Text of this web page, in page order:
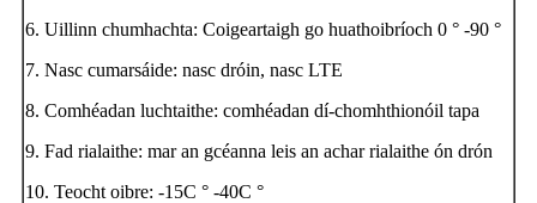
6. Uillinn chumhachta: Coigeartaigh go huathoibríoch 0 ° -90 °
7. Nasc cumarsáide: nasc dróin, nasc LTE
8. Comhéadan luchtaithe: comhéadan dí-chomhthionóil tapa
9. Fad rialaithe: mar an gcéanna leis an achar rialaithe ón drón
10. Teocht oibre: -15C ° -40C °